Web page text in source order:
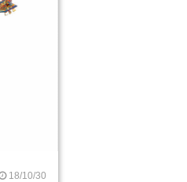
18/10/30